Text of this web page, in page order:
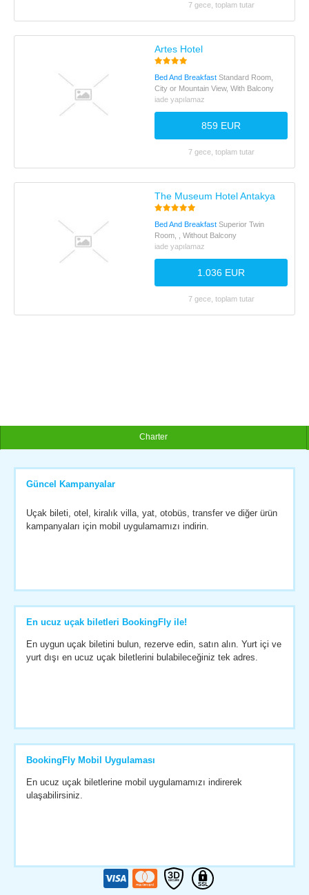
7 gece, toplam tutar
Artes Hotel
Bed And Breakfast Standard Room,
City or Mountain View, With Balcony
iade yapılamaz
859 EUR
7 gece, toplam tutar
The Museum Hotel Antakya
Bed And Breakfast Superior Twin
Room, , Without Balcony
iade yapılamaz
1.036 EUR
7 gece, toplam tutar
Charter
Güncel Kampanyalar
Uçak bileti, otel, kiralık villa, yat, otobüs, transfer ve diğer ürün
kampanyaları için mobil uygulamamızı indirin.
En ucuz uçak biletleri BookingFly ile!
En uygun uçak biletini bulun, rezerve edin, satın alın. Yurt içi ve
yurt dışı en ucuz uçak biletlerini bulabileceğiniz tek adres.
BookingFly Mobil Uygulaması
En ucuz uçak biletlerine mobil uygulamamızı indirerek
ulaşabilirsiniz.